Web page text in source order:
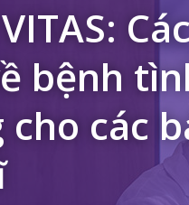
Các
bệnh
các